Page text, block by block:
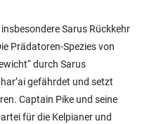
Sarus Rückkehr
Prädatoren-Spezies von
durch Sarus
gefährdet und setzt
Captain Pike und seine
für die Kelpianer und